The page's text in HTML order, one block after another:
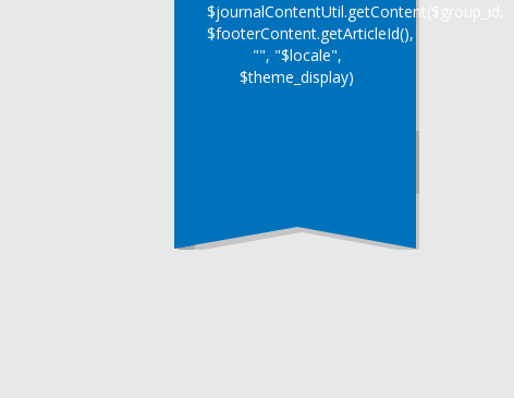
$journalContentUtil.getContent($group_id,
$footerContent.getArticleId(),
"", "$locale",
$theme_display)